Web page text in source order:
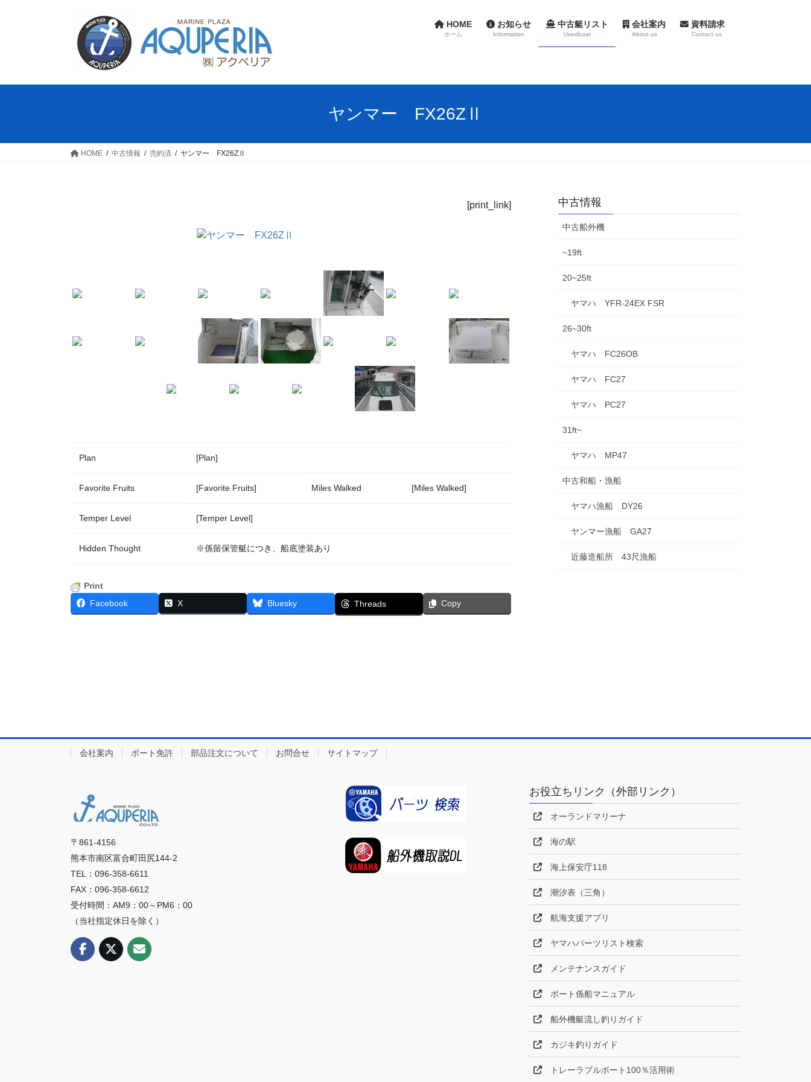
HOME
ホーム
お知らせ
Information
中古艇リスト
Usedboat
会社案内
About us
資料請求
Contact us
ヤンマー FX26ZⅡ
HOME 中古情報 売約済 ヤンマー FX26ZⅡ
[print_link]
Plan [Plan]
Favorite Fruits [Favorite Fruits] Miles Walked [Miles Walked]
Temper Level [Temper Level]
Hidden Thought ※係留保管艇につき、船底塗装あり
Print
Facebook
X Bluesky Threads Copy
中古情報
中古船外機
~19ft
20~25ft
ヤマハ YFR-24EX FSR
26~30ft
ヤマハ FC26OB
ヤマハ FC27
ヤマハ PC27
31ft~
ヤマハ MP47
中古和船・漁船
ヤマハ漁船 DY26
ヤンマー漁船 GA27
近藤造船所 43尺漁船
会社案内 ボート免許 部品注文について お問合せ サイトマップ
〒861-4156
熊本市南区富合町田尻144-2
TEL：096-358-6611
FAX：096-358-6612
受付時間：AM9：00～PM6：00
（当社指定休日を除く）
お役立ちリンク（外部リンク）
オーランドマリーナ
海の駅
海上保安庁118
潮汐表（三角）
航海支援アプリ
ヤマハパーツリスト検索
メンテナンスガイド
ボート係船マニュアル
船外機艇流し釣りガイド
カジキ釣りガイド
トレーラブルボート100％活用術